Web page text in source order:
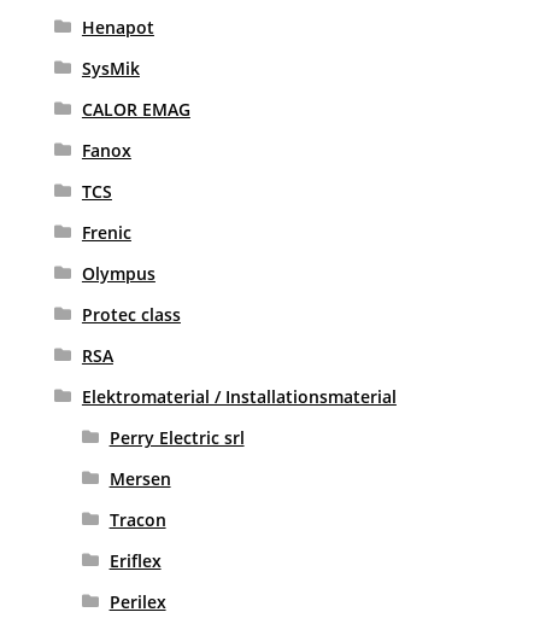
Henapot
SysMik
CALOR EMAG
Fanox
TCS
Frenic
Olympus
Protec class
RSA
Elektromaterial / Installationsmaterial
Perry Electric srl
Mersen
Tracon
Eriflex
Perilex